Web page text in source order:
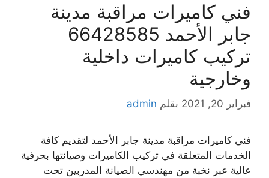
فني كاميرات مراقبة مدينة
جابر الأحمد 66428585
تركيب كاميرات داخلية
وخارجية
فبراير 20, 2021 بقلم admin
فني كاميرات مراقبة مدينة جابر الأحمد لتقديم كافة
الخدمات المتعلقة في تركيب الكاميرات وصيانتها بحرفية
عالية عبر نخبة من مهندسي الصيانة المدربين تحت